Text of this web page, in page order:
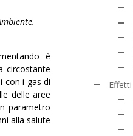
è
circostante
con i gas di
delle aree
parametro
alla salute
Effetti